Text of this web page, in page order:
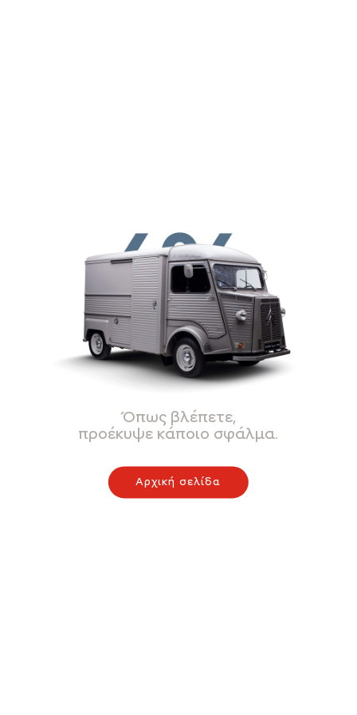
Όπως βλέπετε,
προέκυψε κάποιο σφάλμα.
Αρχική σελίδα